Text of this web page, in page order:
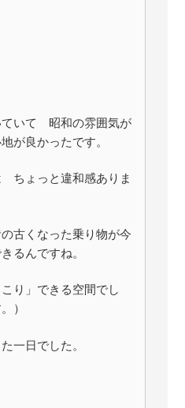
いて 昭和の雰囲気が
が良かったです。
ちょっと違和感ありま
古くなった乗り物が今
るんですね。
り」できる空間でし
）
一日でした。